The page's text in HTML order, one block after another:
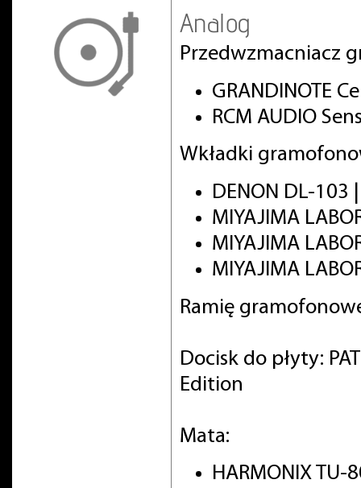
Analog
Przedwzmacniacz
GRANDINOTE
RCM AUDIO
Wkładki
DENON DL-103
MIYAJIMA
MIYAJIMA
MIYAJIMA
Ramię
Docisk do płyty:
Edition
Mata:
HARMONIX TU-